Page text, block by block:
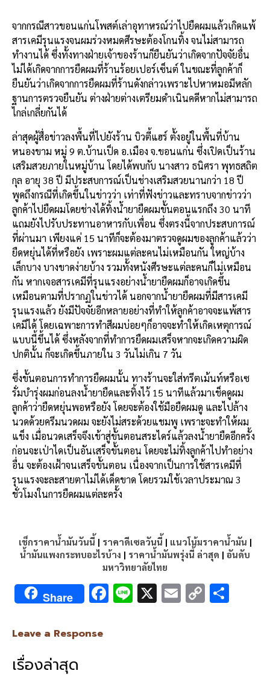
จากกรณีสาวขอนแก่นโพสต์เล่าอุทาหรณ์ว่าไปยืดผมแล้วเกิดแพ้
สารเคมีรุนแรงจนผมร่วงหมดศีรษะต้องโกนทิ้ง จนไม่สามารถ
ทำงานได้ ซึ่งทั้งทางฝ่ายเจ้าของร้านก็ยืนยันว่าเกิดจากปัจจัยอื่น
ไม่ได้เกิดจากการยืดผมที่ร้านร้อยเปอร์เซ็นต์ ในขณะที่ลูกค้าก็
ยืนยันว่าเกิดจากการยืดผมที่ร้านดังกล่าวเพราะไปหาหมอมีหลัก
ฐานการตรวจยืนยัน ต่างฝ่ายต่างเตรียมดำเนินคดีหากไม่สามารถ
ไกล่เกลี่ยกันได้
ล่าสุดผู้สื่อข่าวลงพื้นที่ไปยังร้าน บิวตี้แฮร์ ตั้งอยู่ในพื้นที่บ้าน
หนองขาม หมู่ 9 ต.บ้านเป็ด อ.เมือง จ.ขอนแก่น ซึ่งเปิดเป็นร้าน
เสริมสวยภายในหมู่บ้าน โดยได้พบกับ นางสาว ธนิศรา พุทธสถิต
กุล อายุ 38 ปี มีประสบการณ์เป็นช่างเสริมสวยนานกว่า 18 ปี
พูดถึงกรณีที่เกิดขึ้นในข่าวว่า เท่าที่ฟังข่าวและทราบจากข่าวว่า
ลูกค้าไปยืดผมโดยช่างได้ทิ้งน้ำยายืดผมขั้นตอนแรกถึง 30 นาที
แถมยังไปรับประทานอาหารกับเพื่อน ซึ่งตรงนี้จากประสบการณ์
ที่ผ่านมา เพียงแค่ 15 นาทีก็จะต้องมาตรวจดูผมของลูกค้าแล้วว่า
ยืดหยุ่นได้ที่หรือยัง เพราะผมแต่ละคนไม่เหมือนกัน ใหญ่บ้าง
เล็กบาง บางขาดง่ายบ้าง รวมทั้งหนังศีรษะแต่ละคนก็ไม่เหมือน
กัน หากเจอสารเคมีที่รุนแรงอย่างน้ำยายืดผมก็อาจเกิดขึ้น
เหมือนตามที่ปรากฏในข่าวได้ นอกจากน้ำยายืดผมที่มีสารเคมี
รุนแรงแล้ว ยังมีปัจจัยอีกหลายอย่างที่ทำให้ลูกค้าอาจจะแพ้สาร
เคมีได้ โดยเฉพาะการทำสีผมบ่อยๆก็อาจจะทำให้เกิดเหตุการณ์
แบบนี้ขึ้นได้ ซึ่งหลังจากที่ทำการยืดผมเสร็จหากจะเกิดความผิด
ปกตินั้น ก็จะเกิดขึ้นภายใน 3 วันไม่เกิน 7 วัน
ซึ่งขั้นตอนการทำการยืดผมนั้น ทางร้านจะใส่ทรีตเม้นท์หรือเซ
รั่มบำรุ่งผมก่อนลงน้ำยายืดและทิ้งไว้ 15 นาทีแล้วมาเช็คดูผม
ลูกค้าว่ายืดหยุ่นพอหรือยัง โดยจะต้องใช้มือยืดผมดู และไปล้าง
นวดด้วยครีมนวดผม จะยังไม่สระด้วยแชมพู เพราะจะทำให้ผม
แข็ง เมื่อนวดเสร็จจึงเข้าสู่ขั้นตอนสระไดร์แล้วลงน้ำยายืดอีกครั้ง
ก่อนจะเป่าไดเป็นอันเสร็จขั้นตอน โดยจะไม่ทิ้งลูกค้าไปทำอย่าง
อื่น จะต้องเฝ้าจนเสร็จขั้นตอน เนื่องจากเป็นการใช้สารเคมีที่
รุนแรงจะละสายตาไม่ได้เด็ดขาด โดยรวมใช้เวลาประมาณ 3
ชั่วโมงในการยืดผมแต่ละครั้ง
เช็กราคาน้ำมันวันนี้ | ราคาดีเซลวันนี้ | แนวโน้มราคาน้ำมัน |
น้ำมันแพงกระทบอะไรบ้าง | ราคาน้ำมันพรุ่งนี้ ล่าสุด | อันดับ
มหาวิทยาลัยไทย
Share F Li X E C
Leave a Response
เรื่องล่าสุด